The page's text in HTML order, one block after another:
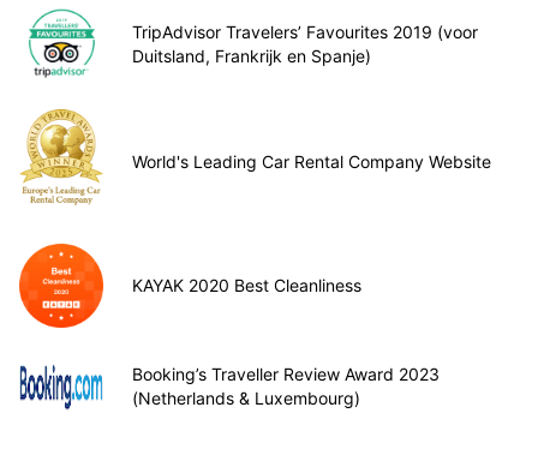
TripAdvisor Travelers’ Favourites 2019 (voor
Duitsland, Frankrijk en Spanje)
World's Leading Car Rental Company Website
KAYAK 2020 Best Cleanliness
Booking’s Traveller Review Award 2023
(Netherlands & Luxembourg)